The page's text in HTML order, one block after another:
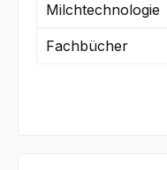
Milchtechnologie
Fachbücher